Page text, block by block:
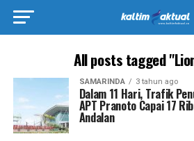
All posts tagged
SAMARINDA 3 tahun ago
Dalam 11 Hari, Trafik
APT Pranoto Capai 17
Andalan